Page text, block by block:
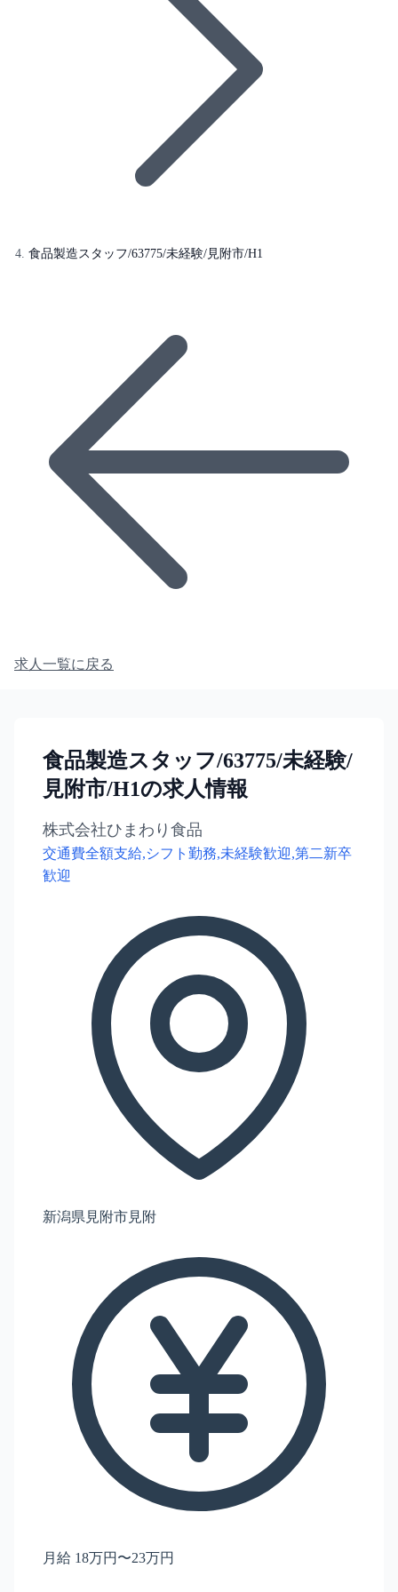
食品製造スタッフ/63775/未経験/見附市/H1
求人一覧に戻る
食品製造スタッフ/63775/未経験/
見附市/H1の求人情報
株式会社ひまわり食品
交通費全額支給,シフト勤務,未経験歓迎,第二新卒
歓迎
新潟県見附市見附
月給 18万円〜23万円